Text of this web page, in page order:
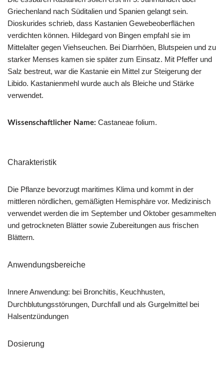
Griechenland nach Süditalien und Spanien gelangt sein.
Dioskurides schrieb, dass Kastanien Gewebeoberflächen
verdichten können. Hildegard von Bingen empfahl sie im
Mittelalter gegen Viehseuchen. Bei Diarrhöen, Blutspeien und zu
starker Menses kamen sie später zum Einsatz. Mit Pfeffer und
Salz bestreut, war die Kastanie ein Mittel zur Steigerung der
Libido. Kastanienmehl wurde auch als Bleiche und Stärke
verwendet.
Wissenschaftlicher Name: Castaneae folium.
Charakteristik
Die Pflanze bevorzugt maritimes Klima und kommt in der
mittleren nördlichen, gemäßigten Hemisphäre vor. Medizinisch
verwendet werden die im September und Oktober gesammelten
und getrockneten Blätter sowie Zubereitungen aus frischen
Blättern.
Anwendungsbereiche
Innere Anwendung: bei Bronchitis, Keuchhusten,
Durchblutungsstörungen, Durchfall und als Gurgelmittel bei
Halsentzündungen
Dosierung